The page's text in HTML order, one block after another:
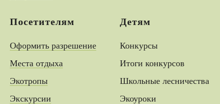
Посетителям
Оформить разрешение
Места отдыха
Экотропы
Экскурсии
Детям
Конкурсы
Итоги конкурсов
Школьные лесничества
Экоуроки